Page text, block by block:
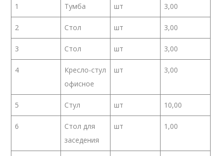
1 Тумба шт 3,00
2 Стол шт 3,00
3 Стол шт 3,00
4
Кресло-стул
офисное
шт 3,00
5 Стул шт 10,00
6
Стол для
заседения
шт 1,00